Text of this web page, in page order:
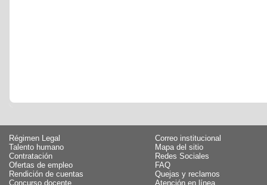
Régimen Legal
Talento humano
Contratación
Ofertas de empleo
Rendición de cuentas
Concurso docente
Correo institucional
Mapa del sitio
Redes Sociales
FAQ
Quejas y reclamos
Atención en línea